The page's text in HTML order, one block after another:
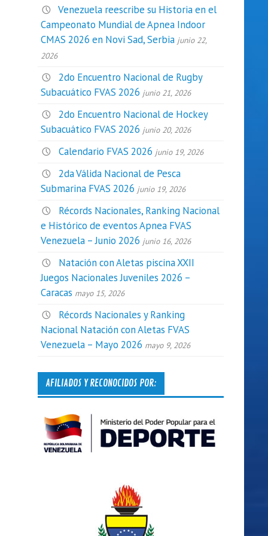
Venezuela reescribe su Historia en el
Campeonato Mundial de Apnea Indoor
CMAS 2026 en Novi Sad, Serbia junio 22,
2026
2do Encuentro Nacional de Rugby
Subacuático FVAS 2026 junio 21, 2026
2do Encuentro Nacional de Hockey
Subacuático FVAS 2026 junio 20, 2026
Calendario FVAS 2026 junio 19, 2026
2da Válida Nacional de Pesca
Submarina FVAS 2026 junio 19, 2026
Récords Nacionales, Ranking Nacional
e Histórico de eventos Apnea FVAS
Venezuela – Junio 2026 junio 16, 2026
Natación con Aletas piscina XXII
Juegos Nacionales Juveniles 2026 –
Caracas mayo 15, 2026
Récords Nacionales y Ranking
Nacional Natación con Aletas FVAS
Venezuela – Mayo 2026 mayo 9, 2026
AFILIADOS Y RECONOCIDOS POR: